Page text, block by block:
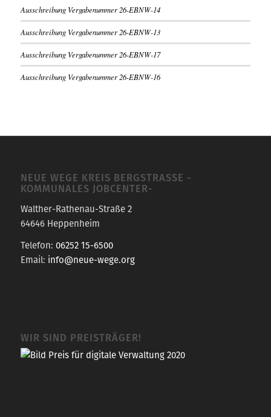
Ausschreibung Vergabenummer 26-EBNW-14
Ausschreibung Vergabenummer 26-EBNW-13
Ausschreibung Vergabenummer 26-EBNW-17
Ausschreibung Vergabenummer 26-EBNW-16
NEUE WEGE KREIS BERGSTRASSE -K
OMMUNALES JOBCENTER-
Walther-Rathenau-Straße 2
64646 Heppenheim
Telefon: 06252 15-6500
Email: info@neue-wege.org
WIR SIND PREISTRÄGER!